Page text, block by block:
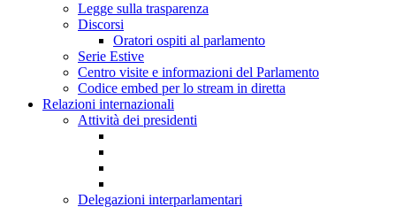
Legge sulla trasparenza
Discorsi
Oratori ospiti al parlamento
Serie Estive
Centro visite e informazioni del Parlamento
Codice embed per lo stream in diretta
Relazioni internazionali
Attività dei presidenti
Delegazioni interparlamentari